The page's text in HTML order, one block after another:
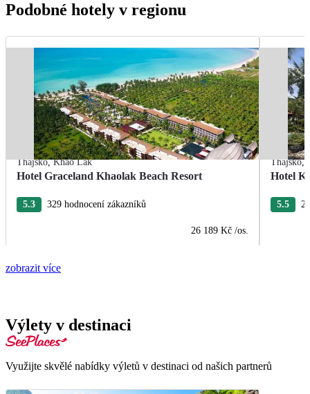
Podobné hotely v regionu
Thajsko,Khao Lak
Hotel Graceland Khaolak Beach Resort
5.3 329 hodnocení zákazníků
26 189 Kč /os.
Thajsko,
Hotel
5.5
zobrazit více
Výlety v destinaci
Využijte skvělé nabídky výletů v destinaci od našich partnerů